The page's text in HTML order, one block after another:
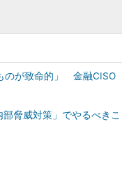
のが致命的」 金融CISO
脅威対策」でやるべきこ